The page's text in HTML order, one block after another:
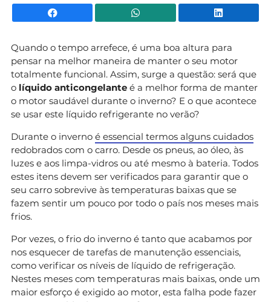
Facebook WhatsApp
Quando o tempo arrefece, é uma boa altura para
pensar na melhor maneira de manter o seu motor
totalmente funcional. Assim, surge a questão: será que
o líquido anticongelante é a melhor forma de manter
o motor saudável durante o inverno? E o que acontece
se usar este líquido refrigerante no verão?
Durante o inverno é essencial termos alguns cuidados
redobrados com o carro. Desde os pneus, ao óleo, às
luzes e aos limpa-vidros ou até mesmo à bateria. Todos
estes itens devem ser verificados para garantir que o
seu carro sobrevive às temperaturas baixas que se
fazem sentir um pouco por todo o país nos meses mais
frios.
Por vezes, o frio do inverno é tanto que acabamos por
nos esquecer de tarefas de manutenção essenciais,
como verificar os níveis de líquido de refrigeração.
Nestes meses com temperaturas mais baixas, onde um
maior esforço é exigido ao motor, esta falha pode fazer